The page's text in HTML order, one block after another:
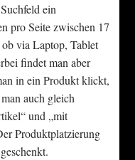
ein
pro Seite zwischen 17
ob via Laptop, Tablet
findet man aber
in ein Produkt klickt,
auch gleich
und „mit
Produktplatzierung